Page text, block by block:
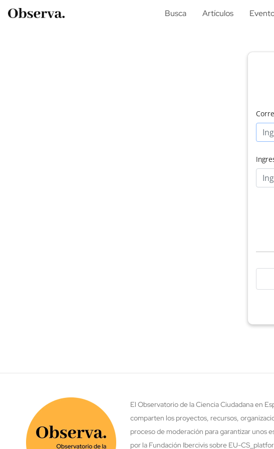
Busca Artículos
El Observatorio de la Ciencia Ciudadana en
comparten los proyectos, recursos,
proceso de moderación para garantizar unos
por la Fundación Ibercivis sobre EU-